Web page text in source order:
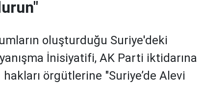
oluşturduğu Suriye'deki
İnisiyatifi, AK Parti iktidarına
örgütlerine "Suriye’de Alevi